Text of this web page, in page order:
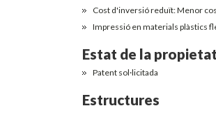
Cost d'inversió reduït: Menor
Impressió en materials plàstics
Estat de la
Patent sol·licitada
Estructures